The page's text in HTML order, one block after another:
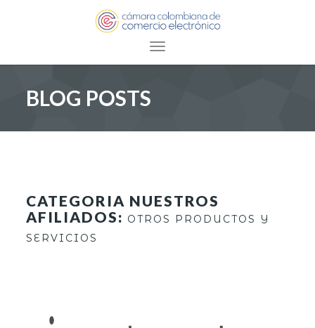
Toggle navigation
BLOG POSTS
CATEGORIA NUESTROS
AFILIADOS: OTROS PRODUCTOS Y
SERVICIOS